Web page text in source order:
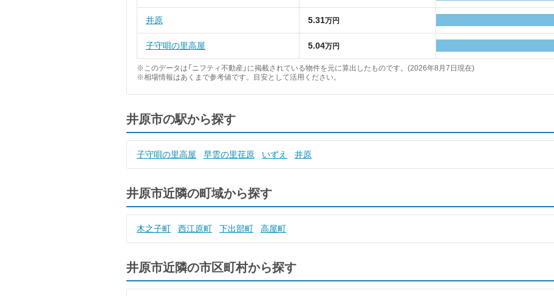
井原 5.31万円
子守唄の里高屋 5.04万円
※このデータは「ニフティ不動産」に掲載されている物件を元に算出したものです。(2026年8月7日現在)
※相場情報はあくまで参考値です。目安として活用ください。
井原市の駅から探す
子守唄の里高屋 早雲の里荏原 いずえ 井原
井原市近隣の町域から探す
木之子町 西江原町 下出部町 高屋町
井原市近隣の市区町村から探す